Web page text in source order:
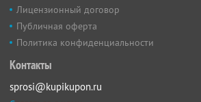
Лицензионный договор
Публичная оферта
Политика конфиденциальности
Контакты
sprosi@kupikupon.ru